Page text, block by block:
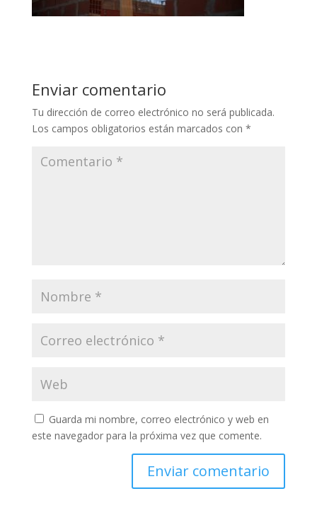
Enviar comentario
Tu dirección de correo electrónico no será publicada.
Los campos obligatorios están marcados con *
Guarda mi nombre, correo electrónico y web en
este navegador para la próxima vez que comente.